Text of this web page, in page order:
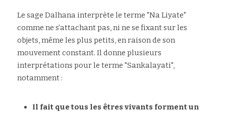
Le sage Dalhana interprète le terme "Na Liyate"
comme ne s'attachant pas, ni ne se fixant sur les
objets, même les plus petits, en raison de son
mouvement constant. Il donne plusieurs
interprétations pour le terme "Sankalayati",
notamment :
Il fait que tous les êtres vivants forment un